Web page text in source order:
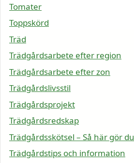
Tomater
Toppskörd
Träd
Trädgårdsarbete efter region
Trädgårdsarbete efter zon
Trädgårdslivsstil
Trädgårdsprojekt
Trädgårdsredskap
Trädgårdsskötsel – Så här gör du
Trädgårdstips och information